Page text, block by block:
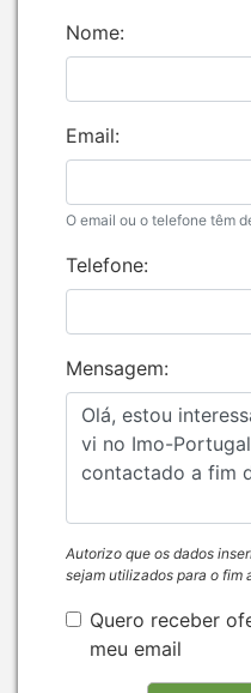
Nome:
Email:
O email ou o telefone têm
Telefone:
Mensagem:
Autorizo que os dados
sejam utilizados para o fim
Quero receber
meu email